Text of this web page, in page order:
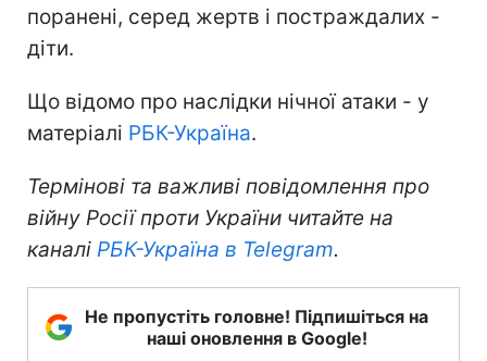
поранені, серед жертв і постраждалих -
діти.
Що відомо про наслідки нічної атаки - у
матеріалі РБК-Україна.
Термінові та важливі повідомлення про
війну Росії проти України читайте на
каналі РБК-Україна в Telegram.
Не пропустіть головне! Підпишіться на
наші оновлення в Google!